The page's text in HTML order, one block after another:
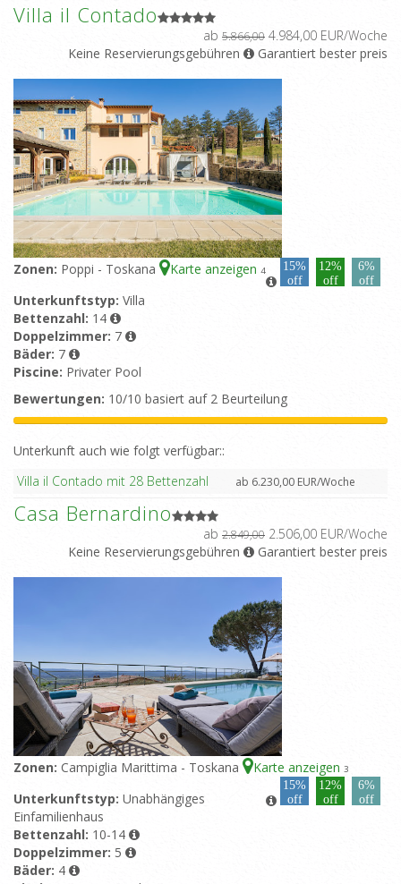
Villa il Contado
ab 5.866,00 4.984,00 EUR/Woche
Keine Reservierungsgebühren
Garantiert bester preis
Zonen: Poppi - Toskana Karte anzeigen 4
15%
off
12%
off
6%
off
Unterkunftstyp: Villa
Bettenzahl: 14
Doppelzimmer: 7
Bäder: 7
Piscine: Privater Pool
Bewertungen: 10/10 basiert auf 2 Beurteilung
Unterkunft auch wie folgt verfügbar::
Villa il Contado mit 28 Bettenzahl
ab 6.230,00 EUR/Woche
Casa Bernardino
ab 2.849,00 2.506,00 EUR/Woche
Keine Reservierungsgebühren
Garantiert bester preis
Zonen: Campiglia Marittima - Toskana Karte anzeigen 3
15%
off
12%
off
6%
off
Unterkunftstyp: Unabhängiges
Einfamilienhaus
Bettenzahl: 10-14
Doppelzimmer: 5
Bäder: 4